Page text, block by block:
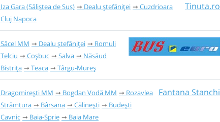
Tinuta.ro
Iza Gara (Săliștea de Sus) Dealu ștefăniței
Cuzdrioara
Cluj Napoca
Săcel MM Dealu ștefăniței
Romuli
Telciu
Coșbuc Salva
Năsăud
Bistrița
Teaca Târgu-Mureș
Fantana Stanchi
Dragomirești MM Bogdan Vodă MM
Rozavlea
Strâmtura
Bârsana Călinești
Budești
Cavnic
Baia-Sprie Baia Mare